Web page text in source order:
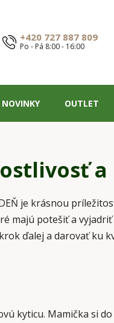
+420 727 887 809
Po - Pá 8:00 - 16:00
NOVINKY OUTLET
a
je krásnou
majú potešiť a
ďalej a darovať ku
kyticu. Mamička si